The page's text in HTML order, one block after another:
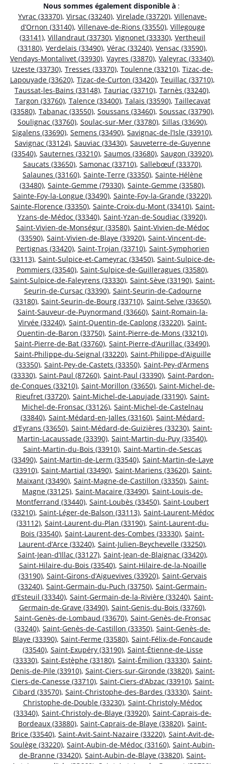
Nous sommes également disponible à :
Yvrac (33370), Virsac (33240), Virelade (33720), Villenave-
d’Ornon (33140), Villenave-de-Rions (33550), Villegouge
(33141), Villandraut (33730), Vignonet (33330), Vertheuil
(33180), Verdelais (33490), Vérac (33240), Vensac (33590),
Vendays-Montalivet (33930), Vayres (33870), Valeyrac (33340),
Uzeste (33730), Tresses (33370), Toulenne (33210), Tizac-de-
Lapouyade (33620), Tizac-de-Curton (33420), Teuillac (33710),
Taussat-les-Bains (33148), Tauriac (33710), Tarnès (33240),
Targon (33760), Talence (33400), Talais (33590), Taillecavat
(33580), Tabanac (33550), Soussans (33460), Soussac (33790),
Soulignac (33760), Soulac-sur-Mer (33780), Sillas (33690),
Sigalens (33690), Semens (33490), Savignac-de-l’Isle (33910),
Savignac (33124), Sauviac (33430), Sauveterre-de-Guyenne
(33540), Sauternes (33210), Saumos (33680), Saugon (33920),
Saucats (33650), Samonac (33710), Sallebœuf (33370),
Salaunes (33160), Sainte-Terre (33350), Sainte-Hélène
(33480), Sainte-Gemme (79330), Sainte-Gemme (33580),
Sainte-Foy-la-Longue (33490), Sainte-Foy-la-Grande (33220),
Sainte-Florence (33350), Sainte-Croix-du-Mont (33410), Saint-
Yzans-de-Médoc (33340), Saint-Yzan-de-Soudiac (33920),
Saint-Vivien-de-Monségur (33580), Saint-Vivien-de-Médoc
(33590), Saint-Vivien-de-Blaye (33920), Saint-Vincent-de-
Pertignas (33420), Saint-Trojan (33710), Saint-Symphorien
(33113), Saint-Sulpice-et-Cameyrac (33450), Saint-Sulpice-de-
Pommiers (33540), Saint-Sulpice-de-Guilleragues (33580),
Saint-Sulpice-de-Faleyrens (33330), Saint-Sève (33190), Saint-
Seurin-de-Cursac (33390), Saint-Seurin-de-Cadourne
(33180), Saint-Seurin-de-Bourg (33710), Saint-Selve (33650),
Saint-Sauveur-de-Puynormand (33660), Saint-Romain-la-
Virvée (33240), Saint-Quentin-de-Caplong (33220), Saint-
Quentin-de-Baron (33750), Saint-Pierre-de-Mons (33210),
Saint-Pierre-de-Bat (33760), Saint-Pierre-d’Aurillac (33490),
Saint-Philippe-du-Seignal (33220), Saint-Philippe-d’Aiguille
(33350), Saint-Pey-de-Castets (33350), Saint-Pey-d’Armens
(33330), Saint-Paul (87260), Saint-Paul (33390), Saint-Pardon-
de-Conques (33210), Saint-Morillon (33650), Saint-Michel-de-
Rieufret (33720), Saint-Michel-de-Lapujade (33190), Saint-
Michel-de-Fronsac (33126), Saint-Michel-de-Castelnau
(33840), Saint-Médard-en-Jalles (33160), Saint-Médard-
d’Eyrans (33650), Saint-Médard-de-Guizières (33230), Saint-
Martin-Lacaussade (33390), Saint-Martin-du-Puy (33540),
Saint-Martin-du-Bois (33910), Saint-Martin-de-Sescas
(33490), Saint-Martin-de-Lerm (33540), Saint-Martin-de-Laye
(33910), Saint-Martial (33490), Saint-Mariens (33620), Saint-
Maixant (33490), Saint-Magne-de-Castillon (33350), Saint-
Magne (33125), Saint-Macaire (33490), Saint-Louis-de-
Montferrand (33440), Saint-Loubès (33450), Saint-Loubert
(33210), Saint-Léger-de-Balson (33113), Saint-Laurent-Médoc
(33112), Saint-Laurent-du-Plan (33190), Saint-Laurent-du-
Bois (33540), Saint-Laurent-des-Combes (33330), Saint-
Laurent-d’Arce (33240), Saint-Julien-Beychevelle (33250),
Saint-Jean-d’Illac (33127), Saint-Jean-de-Blaignac (33420),
Saint-Hilaire-du-Bois (33540), Saint-Hilaire-de-la-Noaille
(33190), Saint-Girons-d’Aiguevives (33920), Saint-Gervais
(33240), Saint-Germain-du-Puch (33750), Saint-Germain-
d’Esteuil (33340), Saint-Germain-de-la-Rivière (33240), Saint-
Germain-de-Grave (33490), Saint-Genis-du-Bois (33760),
Saint-Genès-de-Lombaud (33670), Saint-Genès-de-Fronsac
(33240), Saint-Genès-de-Castillon (33350), Saint-Genès-de-
Blaye (33390), Saint-Ferme (33580), Saint-Félix-de-Foncaude
(33540), Saint-Exupéry (33190), Saint-Étienne-de-Lisse
(33330), Saint-Estèphe (33180), Saint-Émilion (33330), Saint-
Denis-de-Pile (33910), Saint-Ciers-sur-Gironde (33820), Saint-
Ciers-de-Canesse (33710), Saint-Ciers-d’Abzac (33910), Saint-
Cibard (33570), Saint-Christophe-des-Bardes (33330), Saint-
Christophe-de-Double (33230), Saint-Christoly-Médoc
(33340), Saint-Christoly-de-Blaye (33920), Saint-Caprais-de-
Bordeaux (33880), Saint-Caprais-de-Blaye (33820), Saint-
Brice (33540), Saint-Avit-Saint-Nazaire (33220), Saint-Avit-de-
Soulège (33220), Saint-Aubin-de-Médoc (33160), Saint-Aubin-
de-Branne (33420), Saint-Aubin-de-Blaye (33820), Saint-